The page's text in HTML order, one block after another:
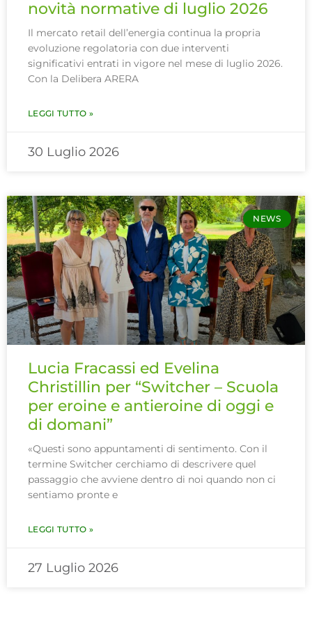
novità normative di luglio 2026
Il mercato retail dell’energia continua la propria
evoluzione regolatoria con due interventi
significativi entrati in vigore nel mese di luglio 2026.
Con la Delibera ARERA
LEGGI TUTTO »
30 Luglio 2026
NEWS
Lucia Fracassi ed Evelina
Christillin per “Switcher – Scuola
per eroine e antieroine di oggi e
di domani”
«Questi sono appuntamenti di sentimento. Con il
termine Switcher cerchiamo di descrivere quel
passaggio che avviene dentro di noi quando non ci
sentiamo pronte e
LEGGI TUTTO »
27 Luglio 2026